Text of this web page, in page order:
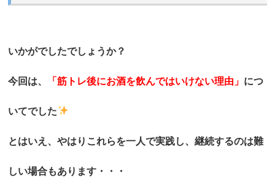
いかがでしたでしょうか？
今回は、 「筋トレ後にお酒を飲んではいけない理由」 につ
いてでした
とはいえ、やはりこれらを一人で実践し、継続するのは難
しい場合もあります・・・